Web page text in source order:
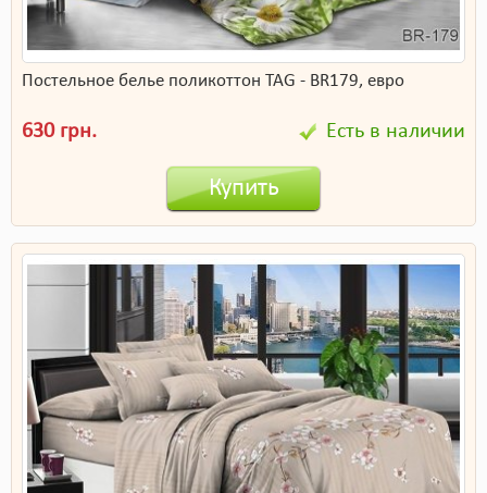
Постельное белье поликоттон TAG - BR179, евро
630 грн. Есть в наличии
Купить